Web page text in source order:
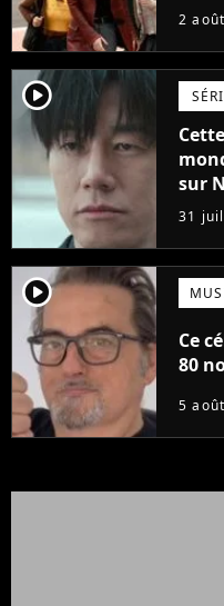
2
player2
sur
un
31
player2
Ce
80
5